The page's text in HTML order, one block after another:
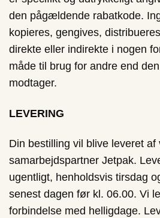
den pågældende rabatkode.
kopieres, gengives,
direkte eller indirekte i nogen
måde til brug for andre end
modtager.
LEVERING
Din bestilling vil blive leveret af
samarbejdspartner Jetpak.
ugentligt, henholdsvis tirsdag
senest dagen før kl. 06.00. Vi
forbindelse med helligdage.